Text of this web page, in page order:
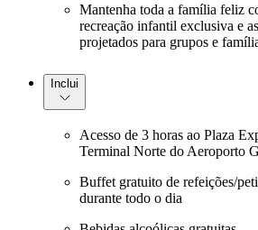
Mantenha toda a família feliz
recreação infantil exclusiva e
projetados para grupos e
Inclui
Acesso de 3 horas ao Plaza
Terminal Norte do Aeroporto
Buffet gratuito de refeições/
durante todo o dia